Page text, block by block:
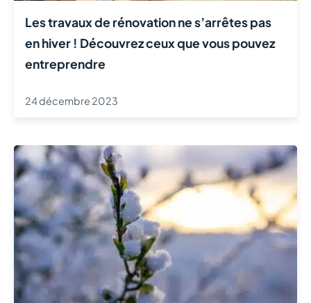
Les travaux de rénovation ne s’arrêtes pas
en hiver ! Découvrez ceux que vous pouvez
entreprendre
24 décembre 2023